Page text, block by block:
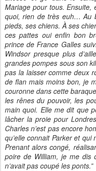
Mariage pour tous. Ensuite,
quoi, rien de très euh… Au
pieds, ses chiens. À ses
ces pattes oui enfin bon
prince de France Galles
Windsor presque plus
grandes pompes sous son
pas la laisser comme deux
de flan mais moins bon, je
couronne dans cette
les rênes du pouvoir, les
main quoi. Elle me dit que
lâcher la proie pour
Charles n’est pas encore
qu’elle connait Parker et qui
Prenant alors congé,
poire de William, je me dis
n’avait pas coupé les ponts.”